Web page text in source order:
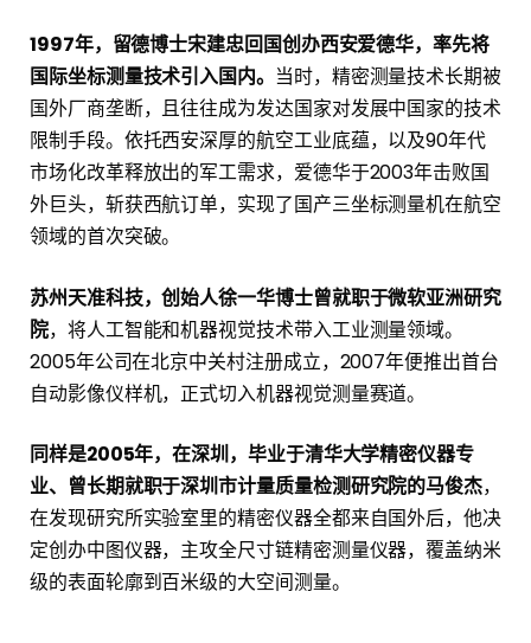
1997年，留德博士宋建忠回国创办西安爱德华，率先将
国际坐标测量技术引入国内。 当时，精密测量技术长期被
国外厂商垄断，且往往成为发达国家对发展中国家的技术
限制手段。依托西安深厚的航空工业底蕴，以及90年代
市场化改革释放出的军工需求，爱德华于2003年击败国
外巨头，斩获西航订单，实现了国产三坐标测量机在航空
领域的首次突破。
苏州天准科技，创始人徐一华博士曾就职于微软亚洲研究
院，将人工智能和机器视觉技术带入工业测量领域。
2005年公司在北京中关村注册成立，2007年便推出首台
自动影像仪样机，正式切入机器视觉测量赛道。
同样是2005年，在深圳，毕业于清华大学精密仪器专
业、曾长期就职于深圳市计量质量检测研究院的马俊杰，
在发现研究所实验室里的精密仪器全都来自国外后，他决
定创办中图仪器，主攻全尺寸链精密测量仪器，覆盖纳米
级的表面轮廓到百米级的大空间测量。